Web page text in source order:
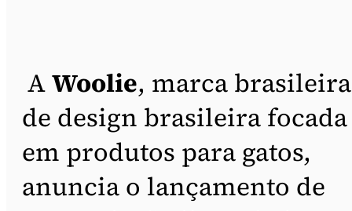
AWoolie, marca brasileira
de design brasileira focada
em produtos para gatos,
anuncia o lançamento de